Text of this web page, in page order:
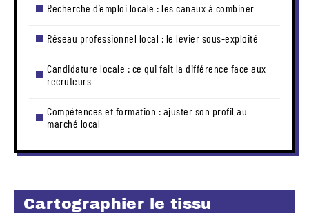
Recherche d’emploi locale : les canaux à combiner
Réseau professionnel local : le levier sous-exploité
Candidature locale : ce qui fait la différence face aux
recruteurs
Compétences et formation : ajuster son profil au
marché local
Cartographier le tissu